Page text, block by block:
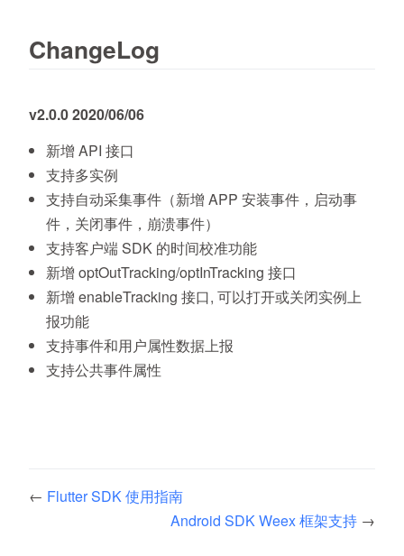
ChangeLog
v2.0.0 2020/06/06
新增 API 接口
支持多实例
支持自动采集事件（新增 APP 安装事件，启动事
件，关闭事件，崩溃事件）
支持客户端 SDK 的时间校准功能
新增 optOutTracking/optInTracking 接口
新增 enableTracking 接口, 可以打开或关闭实例上
报功能
支持事件和用户属性数据上报
支持公共事件属性
← Flutter SDK 使用指南
Android SDK Weex 框架支持 →